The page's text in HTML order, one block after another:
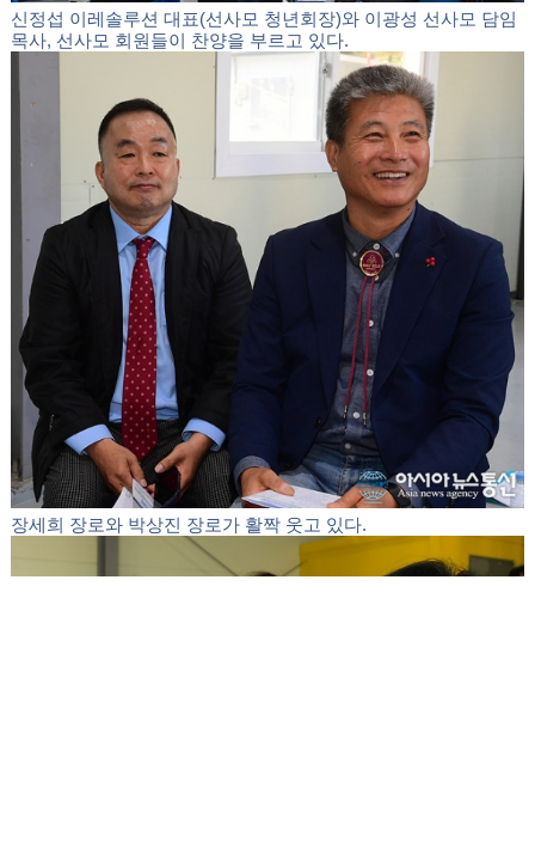
신정섭 이레솔루션 대표(선사모 청년회장)와 이광성 선사모 담임
목사, 선사모 회원들이 찬양을 부르고 있다.
장세희 장로와 박상진 장로가 활짝 웃고 있다.